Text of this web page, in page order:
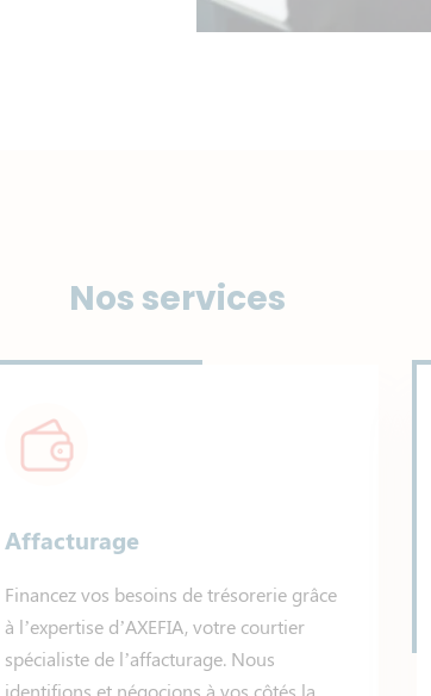
Nos services
Affacturage
Financez vos besoins de trésorerie grâce
à l’expertise d’AXEFIA, votre courtier
spécialiste de l’affacturage. Nous